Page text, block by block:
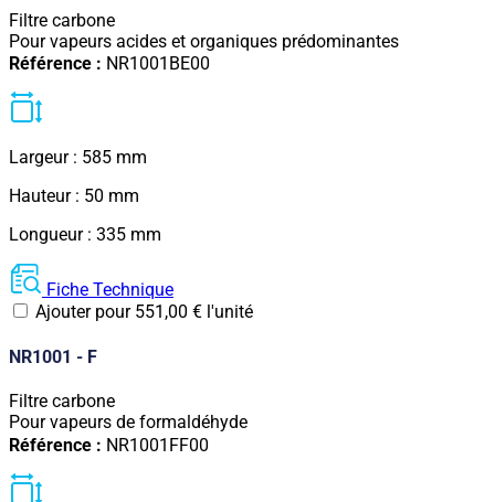
Filtre carbone
Pour vapeurs acides et organiques prédominantes
Référence : NR1001BE00
Largeur : 585 mm
Hauteur : 50 mm
Longueur : 335 mm
Fiche Technique
Ajouter pour 551,00 € l'unité
NR1001 - F
Filtre carbone
Pour vapeurs de formaldéhyde
Référence : NR1001FF00